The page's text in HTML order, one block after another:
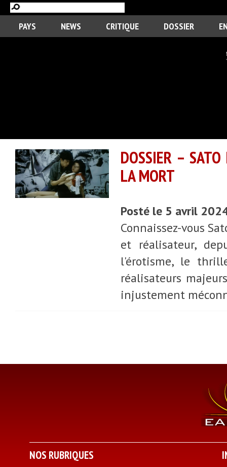
PAYS NEWS CRITIQUE DOSSIER
DOSSIER –
LA MORT
Posté le 5 avril
Connaissez-vous
et réalisateur,
l'érotisme, le
réalisateurs
injustement
NOS RUBRIQUES